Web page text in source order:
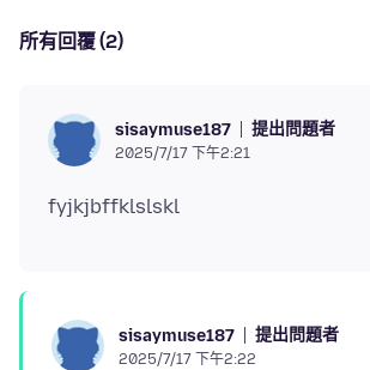
所有回覆 (2)
sisaymuse187 提出問題者
2025/7/17 下午2:21
sisaymuse187 提出問題者
2025/7/17 下午2:22